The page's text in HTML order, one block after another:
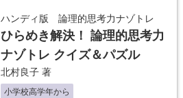
ハンディ版 論理的思考力ナゾトレ
ひらめき解決！ 論理的思考力
ナゾトレ クイズ＆パズル
北村良子 著
小学校高学年から